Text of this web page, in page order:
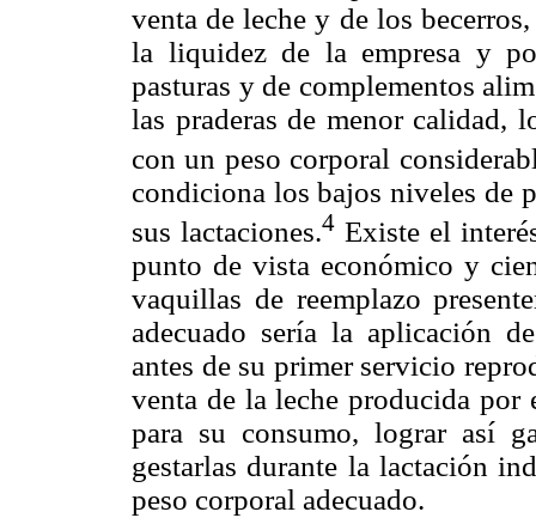
venta de leche y de los
la liquidez de la empresa y
pasturas y de complementos
las praderas de menor calidad,
con un peso corporal
condiciona los bajos niveles de
sus lactaciones.4 Existe el
punto de vista económico y
vaquillas de reemplazo
adecuado sería la aplicación
antes de su primer servicio
venta de la leche producida por
para su consumo, lograr así
gestarlas durante la lactación
peso corporal adecuado.